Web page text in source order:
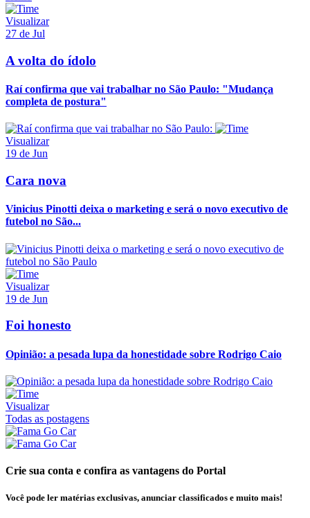
Visualizar
27 de Jul
A volta do ídolo
Raí confirma que vai trabalhar no São Paulo: "Mudança
completa de postura"
Visualizar
19 de Jun
Cara nova
Vinicius Pinotti deixa o marketing e será o novo executivo de
futebol no São...
Visualizar
19 de Jun
Foi honesto
Opinião: a pesada lupa da honestidade sobre Rodrigo Caio
Visualizar
Todas as postagens
Crie sua conta e confira as vantagens do Portal
Você pode ler matérias exclusivas, anunciar classificados e muito mais!